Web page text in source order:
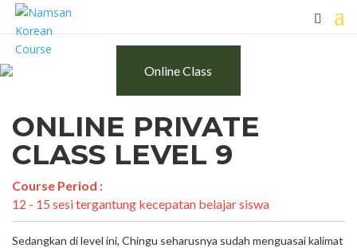
Online Class
ONLINE PRIVATE
CLASS LEVEL 9
Course Period :
12 - 15 sesi tergantung kecepatan belajar siswa
Sedangkan di level ini, Chingu seharusnya sudah menguasai kalimat